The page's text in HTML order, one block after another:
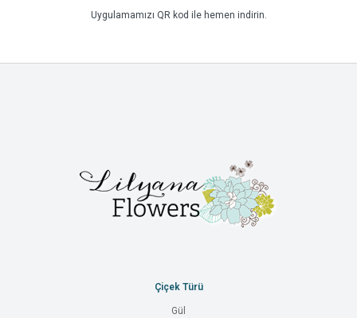
Uygulamamızı QR kod ile hemen indirin.
Çiçek Türü
Gül